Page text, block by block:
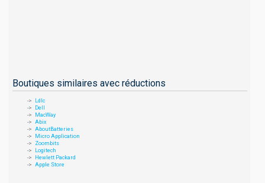
Boutiques similaires avec réductions
Ldlc
Dell
MacWay
Abix
AboutBatteries
Micro Application
Zoombits
Logitech
Hewlett Packard
Apple Store